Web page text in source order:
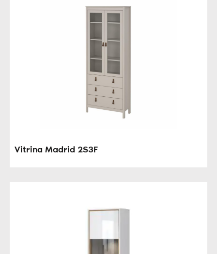
Vitrina Madrid 2S3F